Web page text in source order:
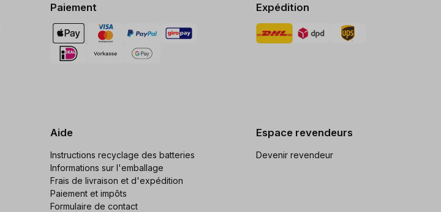
Paiement Expédition
Aide
Instructions recyclage des batteries
Informations sur l'emballage
Frais de livraison et d'expédition
Paiement et impôts
Formulaire de contact
Espace revendeurs
Devenir revendeur